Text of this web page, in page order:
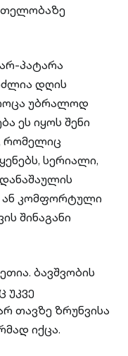
პატარა
დღის
უბრალოდ
ეს იყოს შენი
რომელიც
სერიალი,
ან კომფორტული
შინაგანი
ბავშვობის
უკვე
თავზე ზრუნვისა
იქცა.